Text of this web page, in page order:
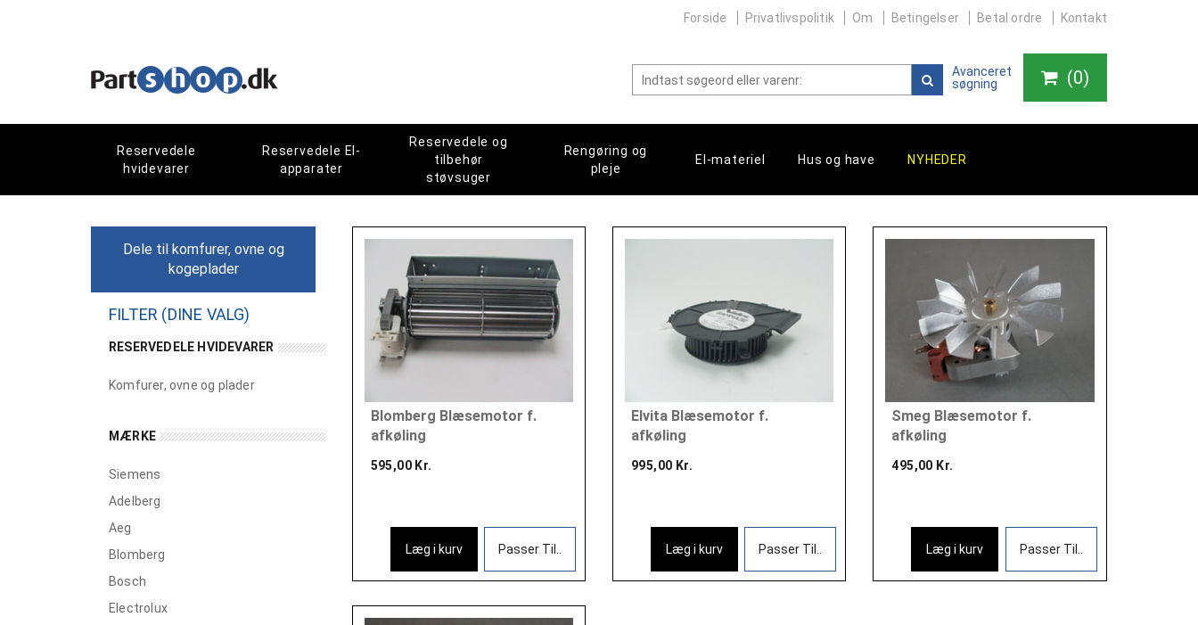
Forside Privatlivspolitik Om Betingelser Betal ordre Kontakt
Avanceret
søgning
(0)
Reservedele
hvidevarer
Reservedele El-
apparater
Reservedele og
tilbehør
støvsuger
Rengøring og
pleje
El-materiel Hus og have NYHEDER
Dele til komfurer, ovne og
kogeplader
FILTER (DINE VALG)
RESERVEDELE HVIDEVARER
Komfurer, ovne og plader
MÆRKE
Siemens
Adelberg
Aeg
Blomberg
Bosch
Electrolux
Blomberg Blæsemotor f.
afkøling
595,00 Kr.
Læg i kurv Passer Til..
Elvita Blæsemotor f.
afkøling
995,00 Kr.
Læg i kurv Passer Til..
Smeg Blæsemotor f.
afkøling
495,00 Kr.
Læg i kurv Passer Til..